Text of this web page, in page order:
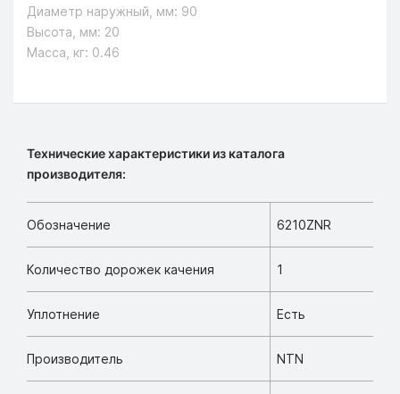
Диаметр наружный, мм: 90
Высота, мм: 20
Масса, кг: 0.46
Технические характеристики из каталога
производителя:
Обозначение 6210ZNR
Количество дорожек качения 1
Уплотнение Есть
Производитель NTN